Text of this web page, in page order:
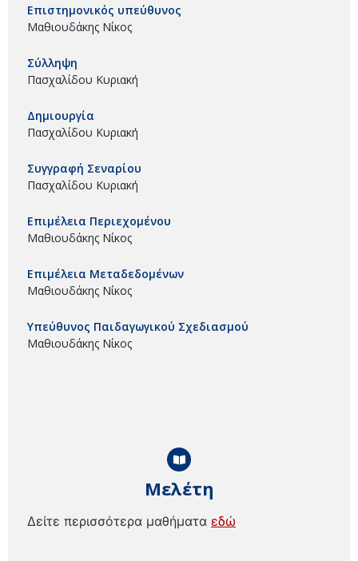
Μελέτη
Δείτε περισσότερα μαθήματα εδώ
Επιστημονικός υπεύθυνος
Μαθιουδάκης Νίκος
Σύλληψη
Πασχαλίδου Κυριακή
Δημιουργία
Πασχαλίδου Κυριακή
Συγγραφή Σεναρίου
Πασχαλίδου Κυριακή
Επιμέλεια Περιεχομένου
Μαθιουδάκης Νίκος
Επιμέλεια Μεταδεδομένων
Μαθιουδάκης Νίκος
Υπεύθυνος Παιδαγωγικού Σχεδιασμού
Μαθιουδάκης Νίκος